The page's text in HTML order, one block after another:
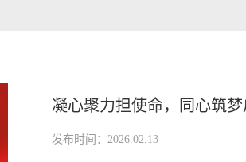
凝心聚力担使命，同心筑
发布时间：2026.02.13